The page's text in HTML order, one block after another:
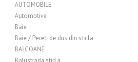
AUTOMOBILE
Automotive
Baie
Baie / Pereti de dus din sticla
BALCOANE
Balustrada sticla